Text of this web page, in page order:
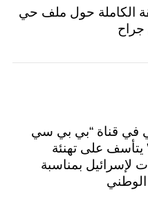
الكاملة حول ملف حي
جراح
قناة “بي بي سي
يتأسف على تهنئة
لإسرائيل بمناسبة
الوطني